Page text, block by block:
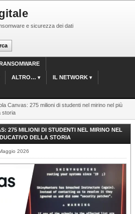
e sicurezza dei dati
ALTRO… IL NETWORK
Canvas: 275 milioni di studenti nel mirino nel più
storia
275 MILIONI DI STUDENTI NEL MIRINO NEL
DELLA STORIA
2026